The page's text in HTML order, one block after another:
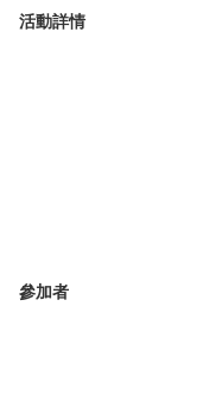
活動詳情
參加者